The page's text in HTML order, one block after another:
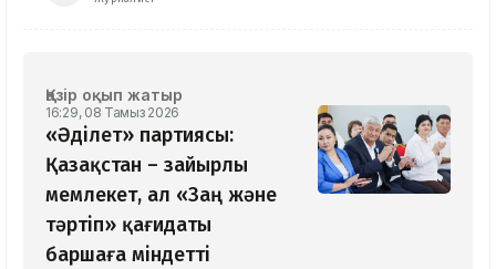
Қазір оқып жатыр
16:29, 08 Тамыз 2026
«Әділет» партиясы:
Қазақстан – зайырлы
мемлекет, ал «Заң және
тәртіп» қағидаты
баршаға міндетті